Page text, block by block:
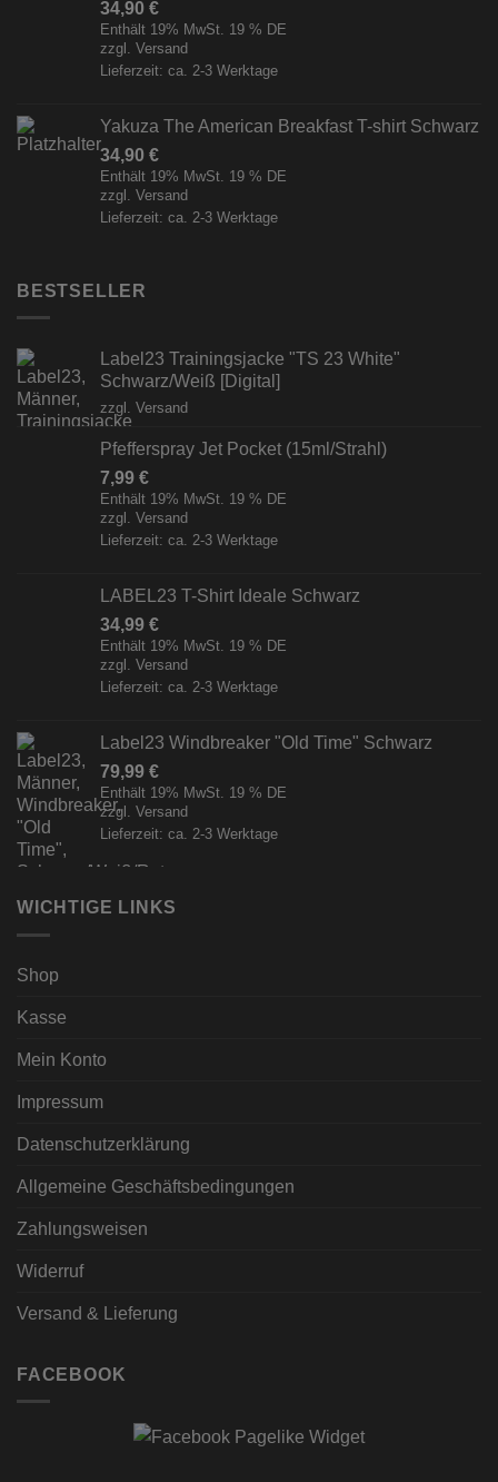
34,90 €
Enthält 19% MwSt. 19 % DE
zzgl. Versand
Lieferzeit: ca. 2-3 Werktage
Yakuza The American Breakfast T-shirt Schwarz
34,90 €
Enthält 19% MwSt. 19 % DE
zzgl. Versand
Lieferzeit: ca. 2-3 Werktage
BESTSELLER
Label23 Trainingsjacke "TS 23 White"
Schwarz/Weiß [Digital]
zzgl. Versand
Pfefferspray Jet Pocket (15ml/Strahl)
7,99 €
Enthält 19% MwSt. 19 % DE
zzgl. Versand
Lieferzeit: ca. 2-3 Werktage
LABEL23 T-Shirt Ideale Schwarz
34,99 €
Enthält 19% MwSt. 19 % DE
zzgl. Versand
Lieferzeit: ca. 2-3 Werktage
Label23 Windbreaker "Old Time" Schwarz
79,99 €
Enthält 19% MwSt. 19 % DE
zzgl. Versand
Lieferzeit: ca. 2-3 Werktage
WICHTIGE LINKS
Shop
Kasse
Mein Konto
Impressum
Datenschutzerklärung
Allgemeine Geschäftsbedingungen
Zahlungsweisen
Widerruf
Versand & Lieferung
FACEBOOK